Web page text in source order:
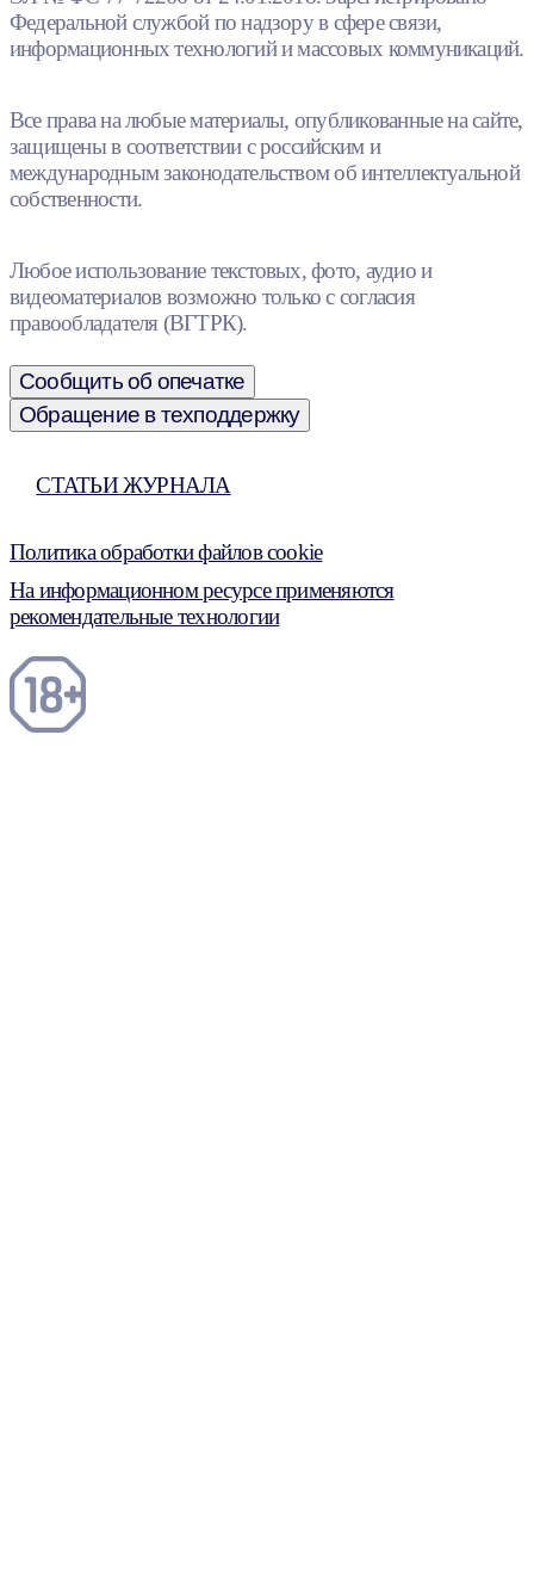
Федеральной службой по надзору в сфере связи,
информационных технологий и массовых коммуникаций.
Все права на любые материалы, опубликованные на сайте,
защищены в соответствии с российским и
международным законодательством об интеллектуальной
собственности.
Любое использование текстовых, фото, аудио и
видеоматериалов возможно только с согласия
правообладателя (ВГТРК).
Сообщить об опечатке
Обращение в техподдержку
СТАТЬИ ЖУРНАЛА
Политика обработки файлов cookie
На информационном ресурсе применяются
рекомендательные технологии